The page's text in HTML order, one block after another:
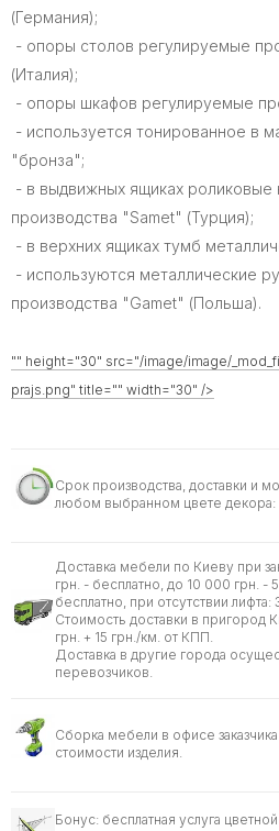
(Германия);
- опоры столов регулируемые
(Италия);
- опоры шкафов регулируемые
- используется тонированное в
"бронза";
- в выдвижных ящиках
производства "Samet" (Турция);
- в верхних ящиках тумб
- используются металлические
производства "Gamet" (Польша).
"" height="30" src="/image/image/
prajs.png" title="" width="30" />
Срок производства, доставки и
любом выбранном цвете декора:
Доставка мебели по Киеву при
грн. - бесплатно, до 10 000 грн.
бесплатно, при отсутствии
Стоимость доставки в пригород
грн. + 15 грн./км. от КПП.
Доставка в другие города
перевозчиков.
Сборка мебели в офисе
стоимости изделия.
Бонус: бесплатная услуга